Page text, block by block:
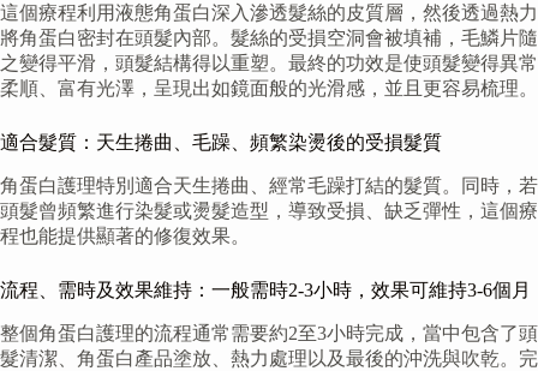
這個療程利用液態角蛋白深入滲透髮絲的皮質層，然後透過熱力
將角蛋白密封在頭髮內部。髮絲的受損空洞會被填補，毛鱗片隨
之變得平滑，頭髮結構得以重塑。最終的功效是使頭髮變得異常
柔順、富有光澤，呈現出如鏡面般的光滑感，並且更容易梳理。
適合髮質：天生捲曲、毛躁、頻繁染燙後的受損髮質
角蛋白護理特別適合天生捲曲、經常毛躁打結的髮質。同時，若
頭髮曾頻繁進行染髮或燙髮造型，導致受損、缺乏彈性，這個療
程也能提供顯著的修復效果。
流程、需時及效果維持：一般需時2-3小時，效果可維持3-6個月
整個角蛋白護理的流程通常需要約2至3小時完成，當中包含了頭
髮清潔、角蛋白產品塗放、熱力處理以及最後的沖洗與吹乾。完